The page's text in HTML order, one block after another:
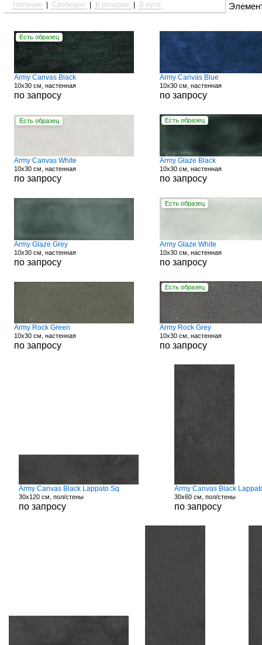
Наличие Свободно В резерве В пути
Есть образец
Army Canvas Black
10x30 см, настенная
по запросу
Army Canvas Blue
10x30 см, настенная
по запросу
Есть образец
Army Canvas White
10x30 см, настенная
по запросу
Есть образец
Army Glaze Black
10x30 см, настенная
по запросу
Army Glaze Grey
10x30 см, настенная
по запросу
Есть образец
Army Glaze White
10x30 см, настенная
по запросу
Army Rock Green
10x30 см, настенная
по запросу
Есть образец
Army Rock Grey
10x30 см, настенная
по запросу
Army Canvas Black Lappato Sq
30x120 см, пол/стены
по запросу
Army Canvas Black
30x60 см, пол/стены
по запросу